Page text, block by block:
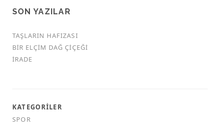
SON YAZILAR
TAŞLARIN HAFIZASI
BIR ELÇIM DAĞ ÇIÇEĞI
İRADE
KATEGORILER
SPOR